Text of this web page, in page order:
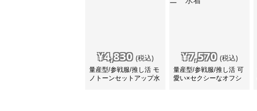
¥4,830 (税込)
量産型/参戦服/推し活 モ
ノトーンセットアップ水
¥7,570 (税込)
量産型/参戦服/推し活 可
愛い×セクシーなオフシ